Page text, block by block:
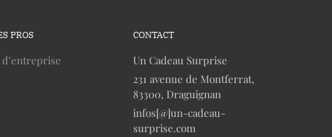
PROS
d’entreprise
CONTACT
Un Cadeau Surprise
231 avenue de Montferrat,
83300, Draguignan
infos[@]un-cadeau-
surprise.com